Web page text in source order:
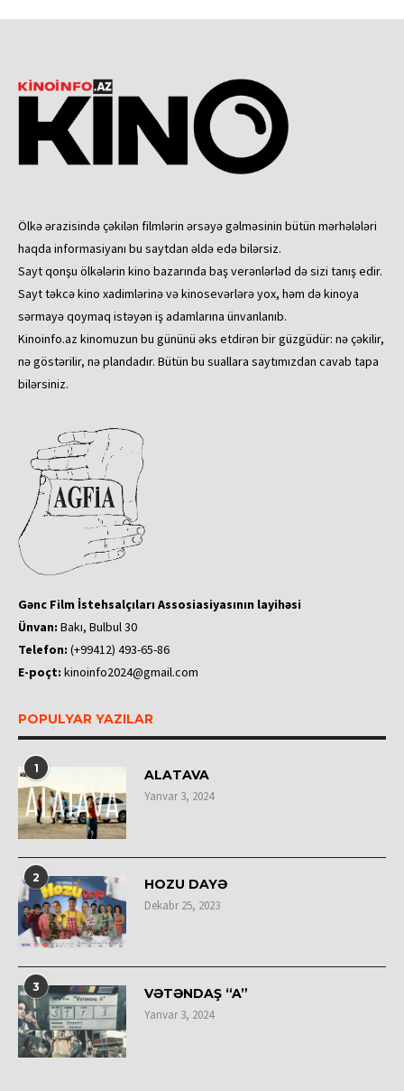
Ölkə ərazisində çəkilən filmlərin ərsəyə gəlməsinin bütün mərhələləri
haqda informasiyanı bu saytdan əldə edə bilərsiz.
Sayt qonşu ölkələrin kino bazarında baş verənlərləd də sizi tanış edir.
Sayt təkcə kino xadimlərinə və kinosevərlərə yox, həm də kinoya
sərmayə qoymaq istəyən iş adamlarına ünvanlanıb.
Kinoinfo.az kinomuzun bu gününü əks etdirən bir güzgüdür: nə çəkilir,
nə göstərilir, nə plandadır. Bütün bu suallara saytımızdan cavab tapa
bilərsiniz.
Gənc Film İstehsalçıları Assosiasiyasının layihəsi
Ünvan: Bakı, Bulbul 30
Telefon: (+99412) 493-65-86
E-poçt: kinoinfo2024@gmail.com
POPULYAR YAZILAR
1 ALATAVA
Yanvar 3, 2024
2 HOZU DAYƏ
Dekabr 25, 2023
3 VƏTƏNDAŞ “A”
Yanvar 3, 2024